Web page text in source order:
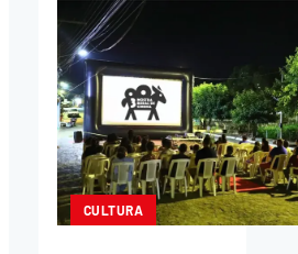
CULTURA